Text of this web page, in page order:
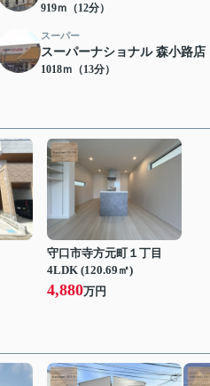
919ｍ（12分）
スーパー
スーパーナショナル 森小路店
1018ｍ（13分）
守口市寺方元町１丁目
4LDK (120.69㎡)
4,880万円